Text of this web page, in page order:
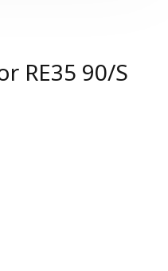
RE35 90/S